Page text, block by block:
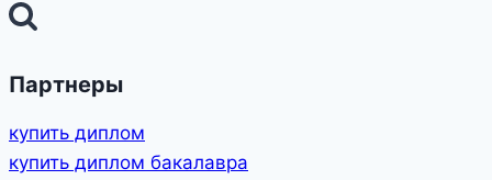
Партнеры
купить диплом
купить диплом бакалавра